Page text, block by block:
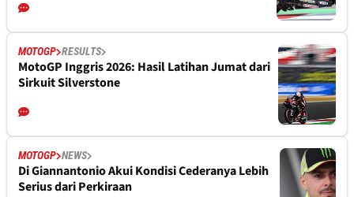
MOTOGP RESULTS
MotoGP Inggris 2026: Hasil Latihan Jumat dari
Sirkuit Silverstone
MOTOGP NEWS
Di Giannantonio Akui Kondisi Cederanya Lebih
Serius dari Perkiraan